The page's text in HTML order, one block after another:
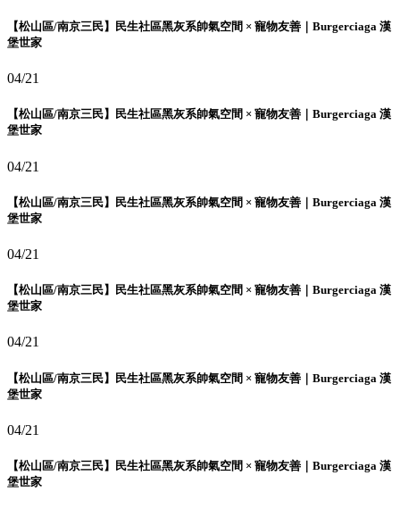
【松山區/南京三民】民生社區黑灰系帥氣空間 × 寵物友善｜Burgerciaga 漢
堡世家
04/21
【松山區/南京三民】民生社區黑灰系帥氣空間 × 寵物友善｜Burgerciaga 漢
堡世家
04/21
【松山區/南京三民】民生社區黑灰系帥氣空間 × 寵物友善｜Burgerciaga 漢
堡世家
04/21
【松山區/南京三民】民生社區黑灰系帥氣空間 × 寵物友善｜Burgerciaga 漢
堡世家
04/21
【松山區/南京三民】民生社區黑灰系帥氣空間 × 寵物友善｜Burgerciaga 漢
堡世家
04/21
【松山區/南京三民】民生社區黑灰系帥氣空間 × 寵物友善｜Burgerciaga 漢
堡世家